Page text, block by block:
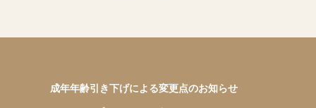
成年年齢引き下げによる変更点のお知らせ